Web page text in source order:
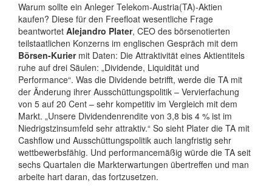
Warum sollte ein Anleger Telekom-Austria(TA)-Aktien
kaufen? Diese für den Freefloat wesentliche Frage
beantwortet Alejandro Plater, CEO des börsenotierten
teilstaatlichen Konzerns im englischen Gespräch mit dem
Börsen-Kuriermit Daten: Die Attraktivität eines Aktientitels
ruhe auf drei Säulen: „Dividende, Liquidität und
Performance“. Was die Dividende betrifft, werde die TA mit
der Änderung ihrer Ausschüttungspolitik – Vervierfachung
von 5 auf 20 Cent – sehr kompetitiv im Vergleich mit dem
Markt. „Unsere Dividendenrendite von 3,8 bis 4 % ist im
Niedrigstzinsumfeld sehr attraktiv.“ So sieht Plater die TA mit
Cashflow und Ausschüttungspolitik auch langfristig sehr
wettbewerbsfähig. Und performancemäßig würde die TA seit
sechs Quartalen die Markterwartungen übertreffen und man
arbeite hart daran, das fortzusetzen.